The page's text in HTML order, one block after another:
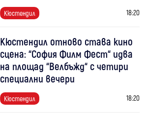
Кюстендил 18:20
Кюстендил отново става кино
сцена: “София Филм Фест“ идва
на площад “Велбъжд“ с четири
специални вечери
Кюстендил 18:20